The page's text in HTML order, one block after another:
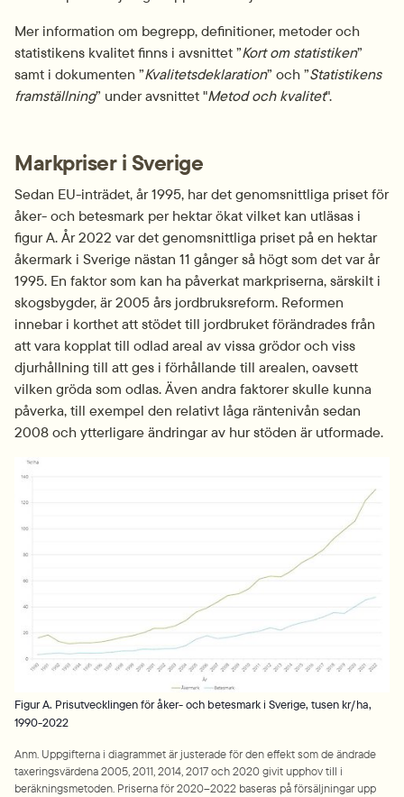
Mer information om begrepp, definitioner, metoder och
statistikens kvalitet finns i avsnittet ”Kort om statistiken”
samt i dokumenten ”Kvalitetsdeklaration” och ”Statistikens
framställning” under avsnittet "Metod och kvalitet".
Markpriser i Sverige
Sedan EU-inträdet, år 1995, har det genomsnittliga priset för
åker- och betesmark per hektar ökat vilket kan utläsas i
figur A. År 2022 var det genomsnittliga priset på en hektar
åkermark i Sverige nästan 11 gånger så högt som det var år
1995. En faktor som kan ha påverkat markpriserna, särskilt i
skogsbygder, är 2005 års jordbruksreform. Reformen
innebar i korthet att stödet till jordbruket förändrades från
att vara kopplat till odlad areal av vissa grödor och viss
djurhållning till att ges i förhållande till arealen, oavsett
vilken gröda som odlas. Även andra faktorer skulle kunna
påverka, till exempel den relativt låga räntenivån sedan
2008 och ytterligare ändringar av hur stöden är utformade.
Figur A. Prisutvecklingen för åker- och betesmark i Sverige, tusen kr/ha,
1990-2022
Anm. Uppgifterna i diagrammet är justerade för den effekt som de ändrade
taxeringsvärdena 2005, 2011, 2014, 2017 och 2020 givit upphov till i
beräkningsmetoden. Priserna för 2020–2022 baseras på försäljningar upp